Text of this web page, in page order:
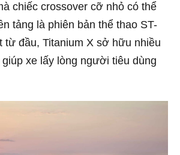
chiếc crossover cỡ nhỏ có thể
tảng là phiên bản thể thao ST-
từ đầu, Titanium X sở hữu nhiều
xe lấy lòng người tiêu dùng